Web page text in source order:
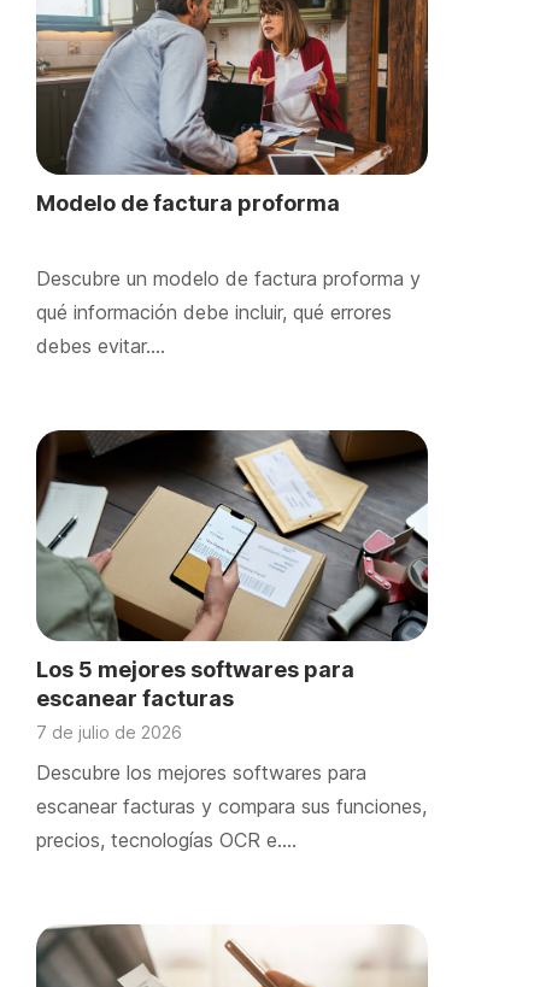
Modelo de factura proforma
Descubre un modelo de factura proforma y
qué información debe incluir, qué errores
debes evitar….
Los 5 mejores softwares para
escanear facturas
7 de julio de 2026
Descubre los mejores softwares para
escanear facturas y compara sus funciones,
precios, tecnologías OCR e….